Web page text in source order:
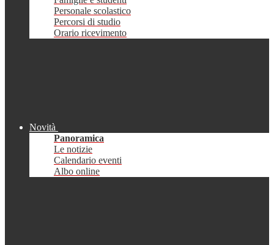
Personale scolastico
Percorsi di studio
Orario ricevimento
Novità
Panoramica
Le notizie
Calendario eventi
Albo online